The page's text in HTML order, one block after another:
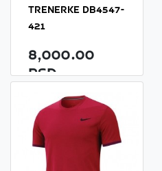
TRENERKE DB4547-
421
8,000.00
RSD